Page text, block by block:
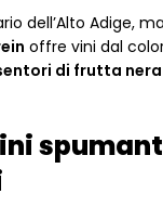
dell’Alto Adige,
offre vini dal
di frutta nera